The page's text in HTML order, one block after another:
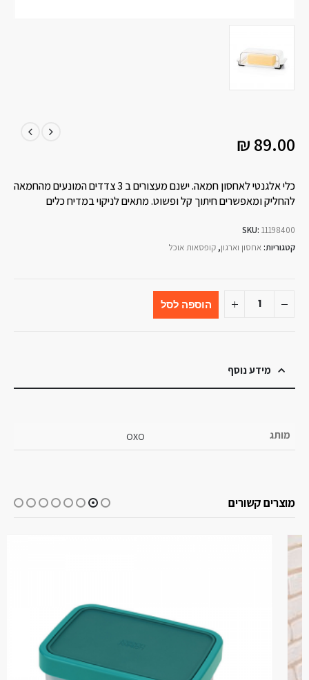
₪ 89.00
כלי אלגנטי לאחסון חמאה. ישנם מעצורים ב 3 צדדים המונעים מהחמאה
להחליק ומאפשרים חיתוך קל ופשוט. מתאים לניקוי במדיח כלים
SKU: 11198400
קטגוריות:אחסון וארגון, קופסאות אוכל
הוספה לסל
מידע נוסף
מותג OXO
מוצרים קשורים